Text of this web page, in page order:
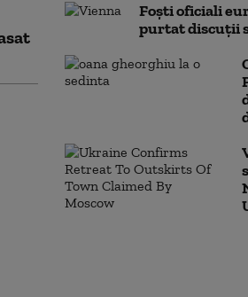
Foști oficiali
purtat discuții